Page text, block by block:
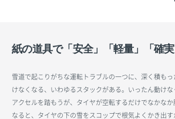
紙の道具で「安全」「軽量」「確
雪道で起こりがちな運転トラブルの一つに、深く積も
けなくなる、いわゆるスタックがある。いったん動け
アクセルを踏もうが、タイヤが空転するだけでなかな
なると、タイヤの下の雪をスコップで根気よくかき出